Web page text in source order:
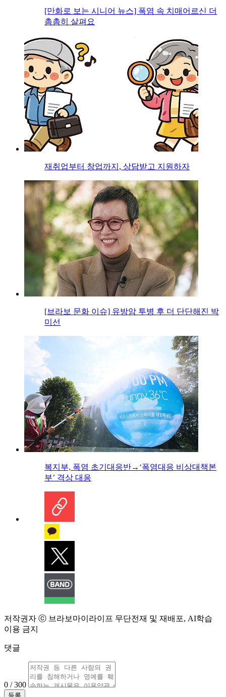
[만화로 보는 시니어 뉴스] 폭염 속 치매어르신 더
촘촘히 살펴요
재취업부터 창업까지, 상담받고 지원하자
[브라보 문화 이슈] 유방암 투병 후 더 단단해진 박
미선
복지부, 폭염 초기대응반→‘폭염대응 비상대책본
부’ 격상 대응
저작권자 ⓒ 브라보마이라이프 무단전재 및 재배포, AI학습
이용 금지
댓글
0 / 300